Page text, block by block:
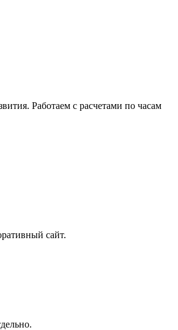
Работаем с расчетами по часам
сайт.